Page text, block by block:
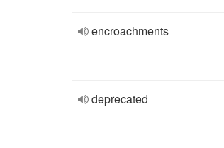
encroachments
deprecated